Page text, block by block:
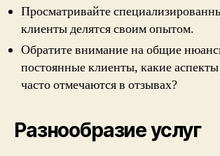
Просматривайте
клиенты делятся своим опытом.
Обратите внимание на общие
постоянные клиенты, какие
часто отмечаются в отзывах?
Разнообразие услуг